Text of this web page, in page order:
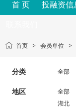
首 页 投融资信
首页 > 会员单位 >
分类 全部
地区 全部
湖北